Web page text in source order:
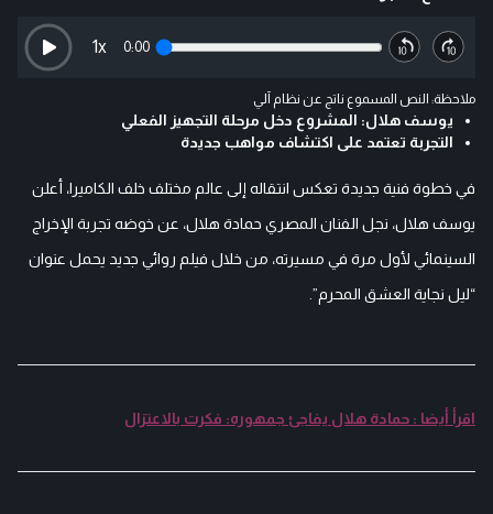
0:00
1x
ملاحظة: النص المسموع ناتج عن نظام آلي
يوسف هلال: المشروع دخل مرحلة التجهيز الفعلي
التجربة تعتمد على اكتشاف مواهب جديدة
في خطوة فنية جديدة تعكس انتقاله إلى عالم مختلف خلف الكاميرا، أعلن
يوسف هلال، نجل الفنان المصري حمادة هلال، عن خوضه تجربة الإخراج
السينمائي لأول مرة في مسيرته، من خلال فيلم روائي جديد يحمل عنوان
“ليل نجاية العشق المحرم”.
اقرأ أيضا : حمادة هلال يفاجئ جمهوره: فكرت بالاعتزال